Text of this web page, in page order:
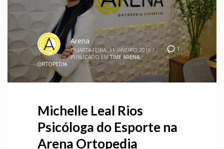
1
Arena
QUARTA-FEIRA, 31 JANEIRO 2018 /
PUBLICADO EM TIME ARENA
ORTOPEDIA
Michelle Leal Rios
Psicóloga do Esporte na
Arena Ortopedia